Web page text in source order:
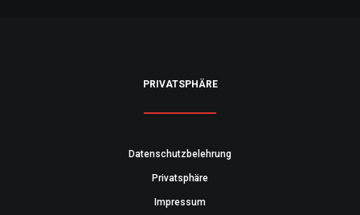
PRIVATSPHÄRE
Datenschutzbelehrung
Privatsphäre
Impressum